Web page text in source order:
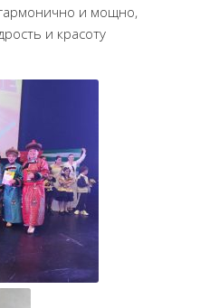
и мощно,
и красоту